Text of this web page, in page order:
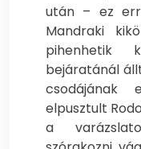
után – ez
Mandraki
pihenhetik
bejáratánál
csodájának
elpusztult
a